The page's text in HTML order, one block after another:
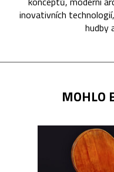
inovativních
hudby
MOHLO